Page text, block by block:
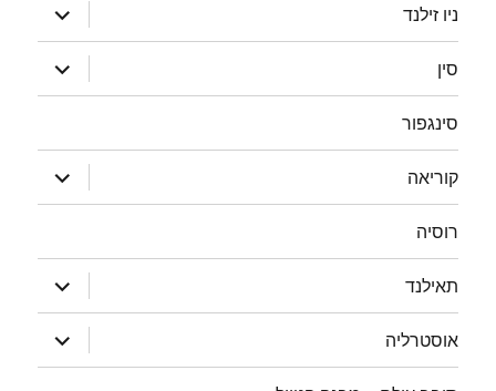
ניו זילנד
הצג
תפריט
סין
הצג
תפריט
סינגפור
קוריאה
הצג
תפריט
רוסיה
תאילנד
הצג
תפריט
אוסטרליה
הצג
תפריט